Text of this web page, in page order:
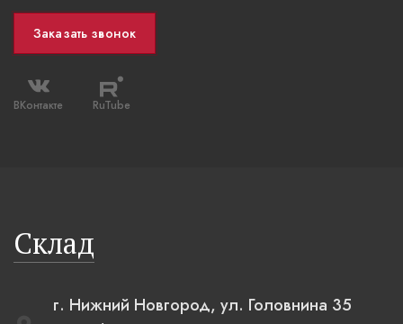
Заказать звонок
ВКонтакте RuTube
Склад
г. Нижний Новгород, ул. Головнина 35